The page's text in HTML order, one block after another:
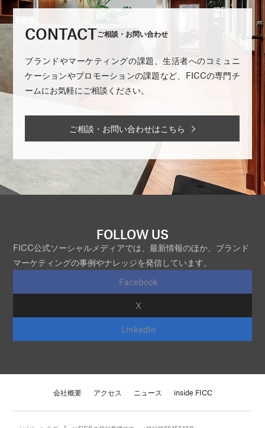
CONTACTご相談・お問い合わせ
ブランドやマーケティングの課題、生活者へのコミュニ
ケーションやプロモーションの課題など、FICCの専門チ
ームにお気軽にご相談ください。
ご相談・お問い合わせはこちら
FOLLOW US
FICC公式ソーシャルメディアでは、最新情報のほか、ブランド
マーケティングの事例やナレッジを発信しています。
Facebook
X
LinkedIn
会社概要 アクセス ニュース inside FICC